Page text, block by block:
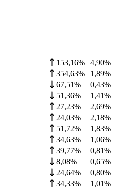
153,16% 4,90%
354,63% 1,89%
67,51% 0,43%
51,36% 1,41%
27,23% 2,69%
24,03% 2,18%
51,72% 1,83%
34,63% 1,06%
39,77% 0,81%
8,08% 0,65%
24,64% 0,80%
34,33% 1,01%